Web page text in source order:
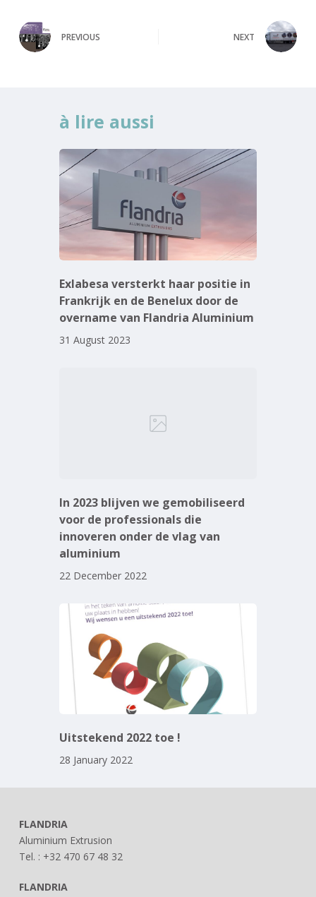
PREVIOUS NEXT
à lire aussi
Exlabesa versterkt haar positie in
Frankrijk en de Benelux door de
overname van Flandria Aluminium
31 August 2023
In 2023 blijven we gemobiliseerd
voor de professionals die
innoveren onder de vlag van
aluminium
22 December 2022
Uitstekend 2022 toe !
28 January 2022
FLANDRIA
Aluminium Extrusion
Tel. : +32 470 67 48 32
FLANDRIA